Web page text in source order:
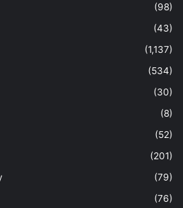
(98)
(43)
(1,137)
(534)
(30)
(8)
(52)
(201)
(79)
(76)